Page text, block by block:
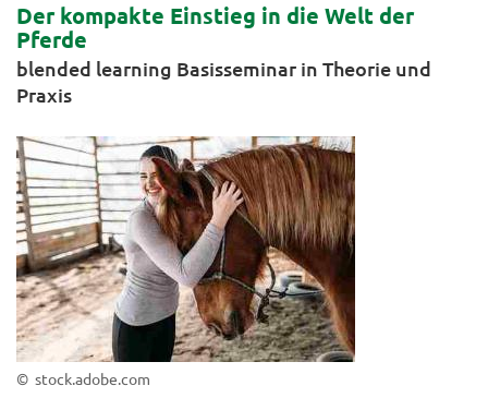
Der kompakte Einstieg in die Welt der
Pferde
blended learning Basisseminar in Theorie und
Praxis
© stock.adobe.com